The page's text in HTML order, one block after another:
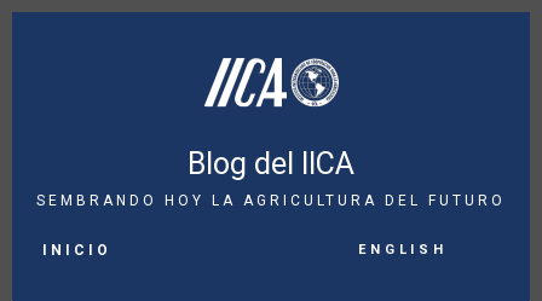
Pasar
Blog del IICA
SEMBRANDO HOY LA AGRICULTURA DEL FUTURO
NAVIGATION
INICIO English